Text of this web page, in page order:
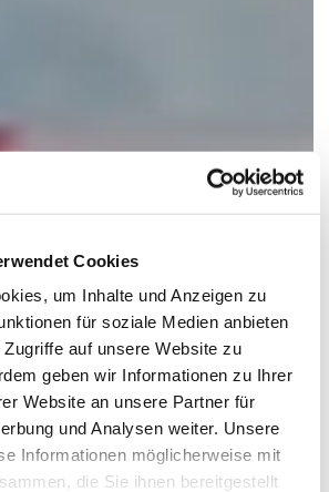
Cookies
um Inhalte und Anzeigen zu
für soziale Medien anbieten
auf unsere Website zu
geben wir Informationen zu Ihrer
Website an unsere Partner für
und Analysen weiter. Unsere
Informationen möglicherweise mit
die Sie ihnen bereitgestellt